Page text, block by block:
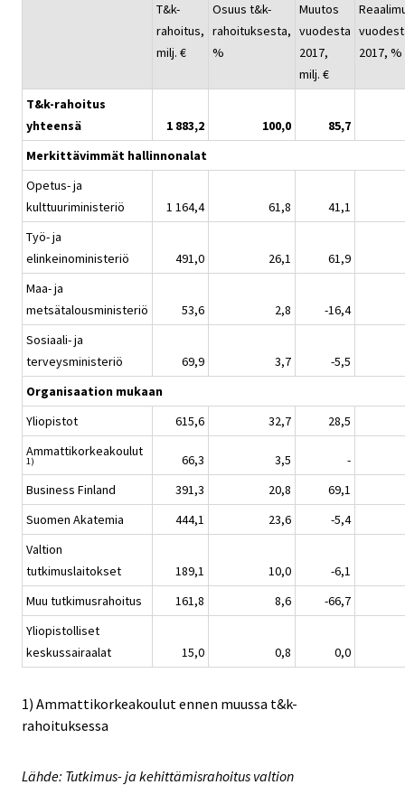
T&k-
rahoitus,
milj. €
Osuus t&k-
rahoituksesta,
%
Muutos
vuodesta
2017,
milj. €
2017, %
T&k-rahoitus
yhteensä
1 883,2 100,0
85,7
Merkittävimmät hallinnonalat
Opetus- ja
kulttuuriministeriö
1 164,4 61,8
41,1
Työ- ja
elinkeinoministeriö
491,0 26,1
61,9
Maa- ja
metsätalousministeriö
53,6 2,8
-16,4
Sosiaali- ja
terveysministeriö
69,9 3,7
-5,5
Organisaation mukaan
Yliopistot
615,6 32,7
28,5
Ammattikorkeakoulut
1) 66,3 3,5
-
Business Finland
391,3 20,8
69,1
Suomen Akatemia
444,1 23,6
-5,4
Valtion
tutkimuslaitokset
189,1 10,0
-6,1
Muu tutkimusrahoitus
161,8 8,6
-66,7
Yliopistolliset
keskussairaalat
15,0 0,8 0,0
1) Ammattikorkeakoulut ennen muussa t&k-
rahoituksessa
Lähde: Tutkimus- ja kehittämisrahoitus valtion